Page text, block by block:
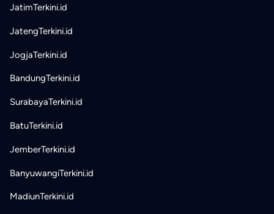
JatimTerkini.id
JatengTerkini.id
JogjaTerkini.id
BandungTerkini.id
SurabayaTerkini.id
BatuTerkini.id
JemberTerkini.id
BanyuwangiTerkini.id
MadiunTerkini.id